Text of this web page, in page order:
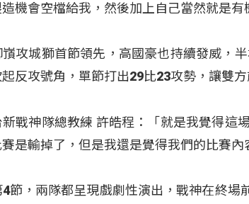
機會空檔給我，然後加上自己當然就是有
攻城獅首節領先，高國豪也持續發威，
反攻號角，單節打出29比23攻勢，讓雙
新戰神隊總教練 許皓程：「就是我覺得這
是輸掉了，但是我還是覺得我們的比賽內
4節，兩隊都呈現戲劇性演出，戰神在終